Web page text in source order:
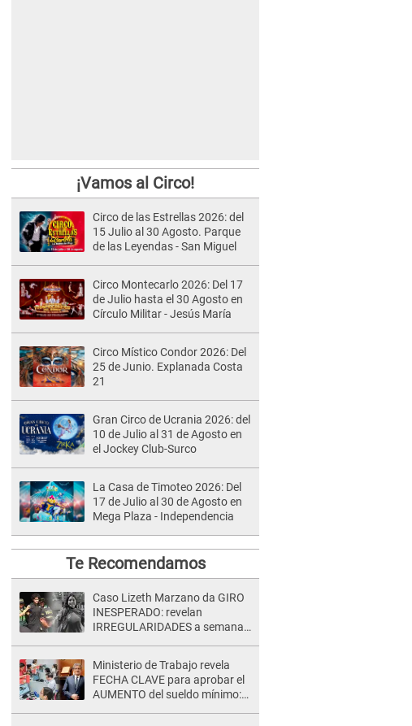
¡Vamos al Circo!
Circo de las Estrellas 2026: del
15 Julio al 30 Agosto. Parque
de las Leyendas - San Miguel
Circo Montecarlo 2026: Del 17
de Julio hasta el 30 Agosto en
Círculo Militar - Jesús María
Circo Místico Condor 2026: Del
25 de Junio. Explanada Costa
21
Gran Circo de Ucrania 2026: del
10 de Julio al 31 de Agosto en
el Jockey Club-Surco
La Casa de Timoteo 2026: Del
17 de Julio al 30 de Agosto en
Mega Plaza - Independencia
Te Recomendamos
Caso Lizeth Marzano da GIRO
INESPERADO: revelan
IRREGULARIDADES a semanas
Ministerio de Trabajo revela
FECHA CLAVE para aprobar el
AUMENTO del sueldo mínimo: